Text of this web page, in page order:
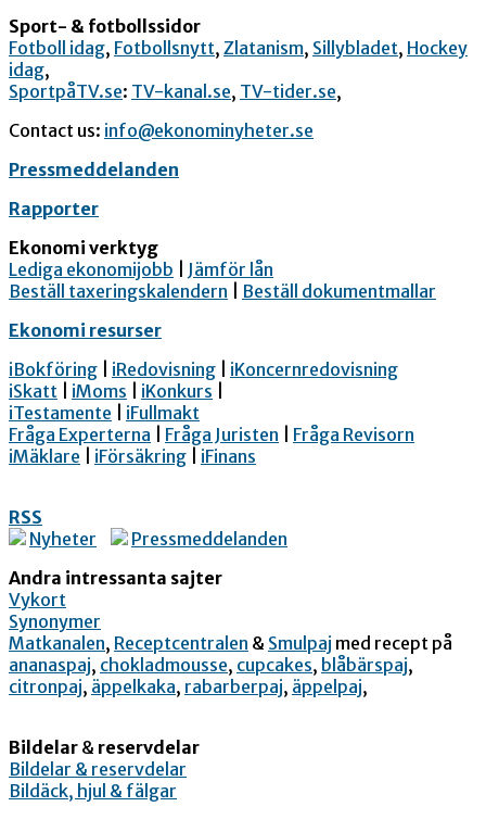
Sport- & fotbollssidor
Fotboll idag, Fotbollsnytt, Zlatanism, Sillybladet, Hockey
idag,
SportpåTV.se: TV-kanal.se, TV-tider.se,
Contact us: info@ekonominyheter.se
Pressmeddelanden
Rapporter
Ekonomi verktyg
Lediga ekonomijobb
Jämför lån
Beställ taxeringskalendern
Beställ dokumentmallar
Ekonomi resurser
iBokföring
iRedovisning
iKoncernredovisning
iSkatt
iMoms iKonkurs
iTestamente
iFullmakt
Fråga Experterna
Fråga Juristen
Fråga Revisorn
iMäklare
iFörsäkring iFinans
RSS
Nyheter
Pressmeddelanden
Andra intressanta sajter
Vykort
Synonymer
Matkanalen, Receptcentralen & Smulpaj med recept på
ananaspaj, chokladmousse, cupcakes, blåbärspaj,
citronpaj, äppelkaka, rabarberpaj, äppelpaj,
Bildelar & reservdelar
Bildelar & reservdelar
Bildäck, hjul & fälgar